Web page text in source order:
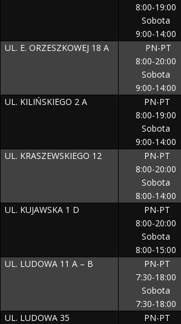
8:00-19:00
Sobota
9:00-14:00
UL. E. ORZESZKOWEJ 18 A
PN-PT
8:00-20:00
Sobota
9:00-14:00
UL. KILIŃSKIEGO 2 A
PN-PT
8:00-19:00
Sobota
9:00-14:00
UL. KRASZEWSKIEGO 12
PN-PT
8:00-20:00
Sobota
8:00-14:00
UL. KUJAWSKA 1 D
PN-PT
8:00-20:00
Sobota
8:00-15:00
UL. LUDOWA 11 A – B
PN-PT
7:30-18:00
Sobota
7:30-18:00
UL. LUDOWA 35
PN-PT